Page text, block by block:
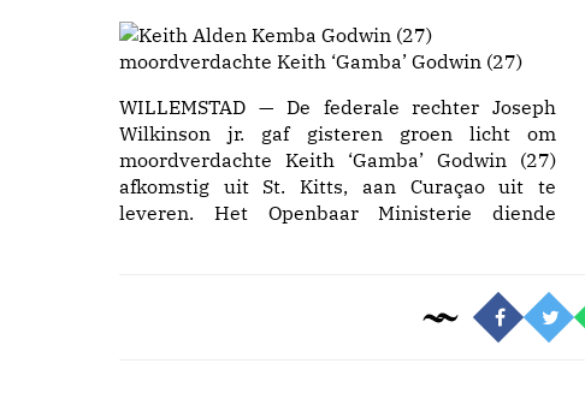
moordverdachte Keith ‘Gamba’ Godwin (27)
WILLEMSTAD — De federale rechter Joseph
Wilkinson jr. gaf gisteren groen licht om
moordverdachte Keith ‘Gamba’ Godwin (27)
afkomstig uit St. Kitts, aan Curaçao uit te
leveren. Het Openbaar Ministerie diende